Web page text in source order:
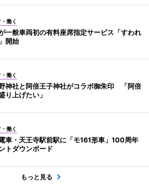
働く
一般車両初の有料座席指定サービス「すわれ
開始
働く
神社と阿倍王子神社がコラボ御朱印 「阿倍
り上げたい」
働く
車・天王寺駅前駅に「モ161形車」100周年
トダウンボード
もっと見る